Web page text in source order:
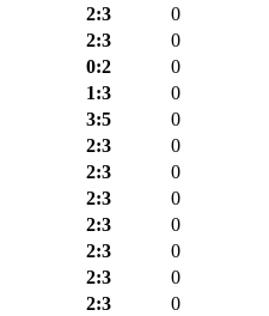
2:3
0
2:3
0
0:2
0
1:3
0
3:5
0
2:3
0
2:3
0
2:3
0
2:3
0
2:3
0
2:3
0
2:3
0